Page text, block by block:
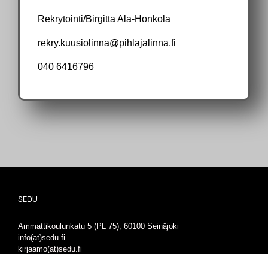
Rekrytointi/Birgitta Ala-Honkola
rekry.kuusiolinna@pihlajalinna.fi
040 6416796
SEDU
Ammattikoulunkatu 5 (PL 75), 60100 Seinäjoki
info(at)sedu.fi
kirjaamo(at)sedu.fi